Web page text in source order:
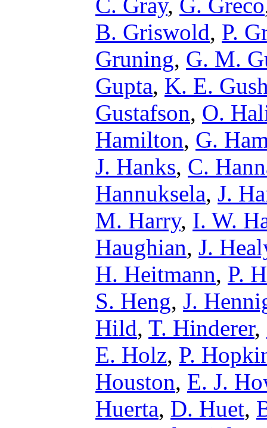
B. Griswold, P.
Gruning, G. M.
Gupta, K. E.
Gustafson, O.
Hamilton, G.
J. Hanks, C.
Hannuksela, J.
M. Harry, I. W.
Haughian, J.
H. Heitmann, P.
S. Heng, J.
Hild, T. Hinderer,
E. Holz, P.
Houston, E. J.
Huerta, D. Huet,